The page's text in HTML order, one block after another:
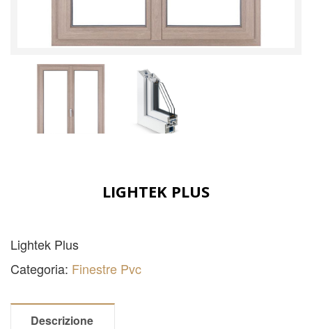
LIGHTEK PLUS
Lightek Plus
Categoria: Finestre Pvc
Descrizione